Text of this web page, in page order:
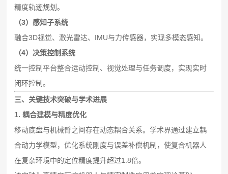
精度轨迹规划。
（3）感知子系统
融合3D视觉、激光雷达、IMU与力传感器，实现多模态感知。
（4）决策控制系统
统一控制平台整合运动控制、视觉处理与任务调度，实现实时
闭环控制。
三、关键技术突破与学术进展
1. 耦合建模与精度优化
移动底盘与机械臂之间存在动态耦合关系。学术界通过建立耦
合动力学模型，优化系统刚度与误差补偿机制，使复合机器人
在复杂环境中的定位精度提升超过1.8倍。